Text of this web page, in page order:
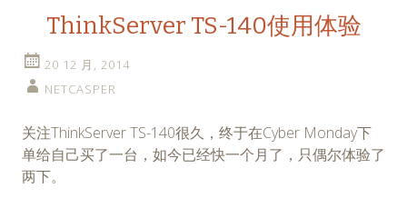
ThinkServer TS-140使用体验
20 12 月, 2014
NETCASPER
关注ThinkServer TS-140很久，终于在Cyber Monday下
单给自己买了一台，如今已经快一个月了，只偶尔体验了
两下。